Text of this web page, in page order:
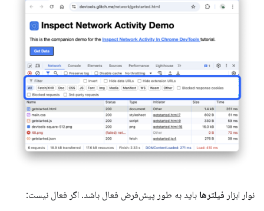
نوار ابزار فیلترها باید به طور پیش‌فرض فعال باشد. اگر فعال نیست: